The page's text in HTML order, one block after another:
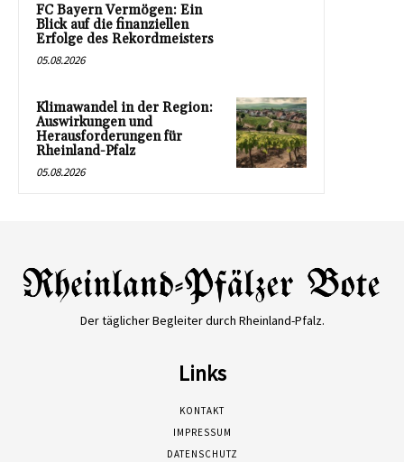
FC Bayern Vermögen: Ein
Blick auf die finanziellen
Erfolge des Rekordmeisters
05.08.2026
Klimawandel in der Region:
Auswirkungen und
Herausforderungen für
Rheinland-Pfalz
05.08.2026
Der täglicher Begleiter durch Rheinland-Pfalz.
Links
KONTAKT
IMPRESSUM
DATENSCHUTZ